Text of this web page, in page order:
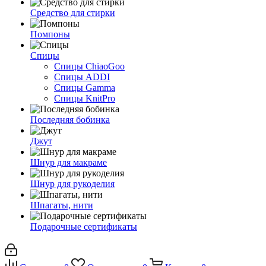
Средство для стирки
Помпоны
Спицы
Спицы ChiaoGoo
Спицы ADDI
Спицы Gamma
Спицы KnitPro
Последняя бобинка
Джут
Шнур для макраме
Шнур для рукоделия
Шпагаты, нити
Подарочные сертификаты